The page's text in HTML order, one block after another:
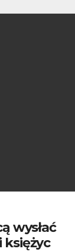
wysłać
księżyc